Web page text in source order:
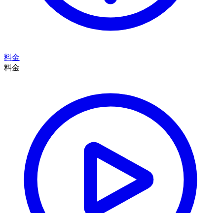
料金
料金